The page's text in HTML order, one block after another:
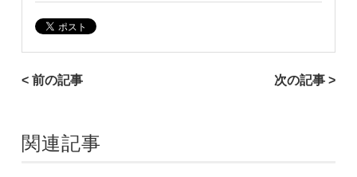
< 前の記事 次の記事 >
関連記事